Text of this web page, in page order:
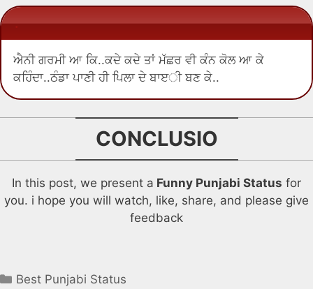
.
ਐਨੀ ਗਰਮੀ ਆ ਕਿ..ਕਦੇ ਕਦੇ ਤਾਂ ਮੱਛਰ ਵੀ ਕੰਨ ਕੋਲ ਆ ਕੇ
ਕਹਿੰਦਾ..ਠੰਡਾ ਪਾਣੀ ਹੀ ਪਿਲਾ ਦੇ ਬਾੲੀ ਬਣ ਕੇ..
CONCLUSIO
In this post, we present a Funny Punjabi Status for
you. i hope you will watch, like, share, and please give
feedback
Categories
Best Punjabi Status